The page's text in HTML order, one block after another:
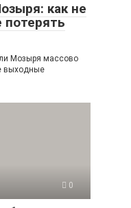
как не
потерять
Мозыря массово
выходные
0